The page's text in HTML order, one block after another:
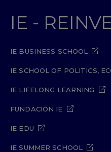
IE -
IE BUSINESS SCHOOL
IE SCHOOL OF POLITICS,
IE LIFELONG LEARNING
FUNDACIÓN IE
IE EDU
IE SUMMER SCHOOL